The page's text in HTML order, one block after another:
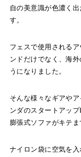
自の美意識が色濃く
す。
フェスで使用される
ンドだけでなく、海
うになりました。
そんな様々なギアや
ンダのスタートアッ
膨張式ソファがキテま
ナイロン袋に空気を